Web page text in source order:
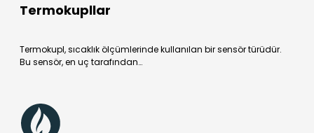
Termokupllar
Termokupl, sıcaklık ölçümlerinde kullanılan bir sensör türüdür.
Bu sensör, en uç tarafından…